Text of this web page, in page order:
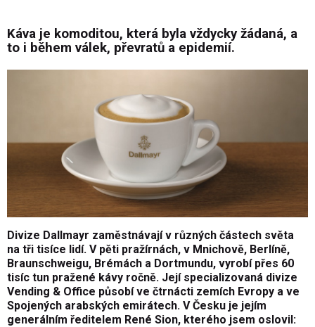
Káva je komoditou, která byla vždycky žádaná, a
to i během válek, převratů a epidemií.
Divize Dallmayr zaměstnávají v různých částech světa
na tři tisíce lidí. V pěti pražírnách, v Mnichově, Berlíně,
Braunschweigu, Brémách a Dortmundu, vyrobí přes 60
tisíc tun pražené kávy ročně. Její specializovaná divize
Vending & Office působí ve čtrnácti zemích Evropy a ve
Spojených arabských emirátech. V Česku je jejím
generálním ředitelem René Sion, kterého jsem oslovil: